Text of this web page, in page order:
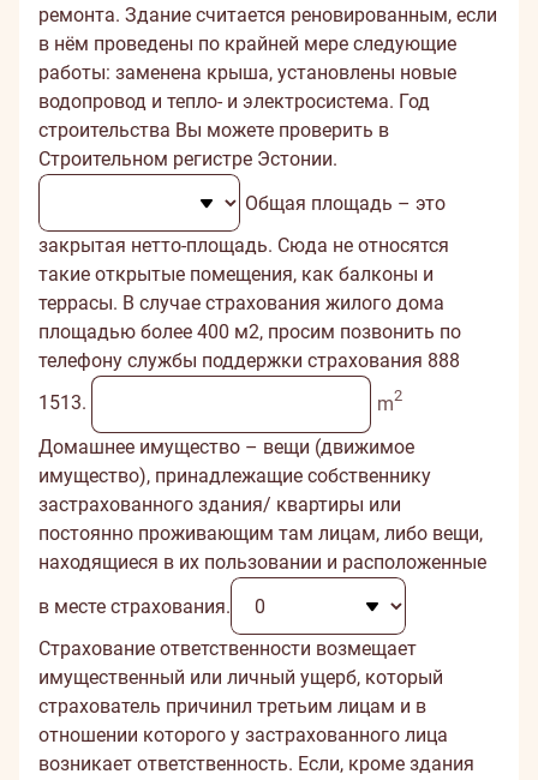
ремонта. Здание считается реновированным, если
в нём проведены по крайней мере следующие
работы: заменена крыша, установлены новые
водопровод и тепло- и электросистема. Год
строительства Вы можете проверить в
Строительном регистре Эстонии.
Общая площадь – это
закрытая нетто-площадь. Сюда не относятся
такие открытые помещения, как балконы и
террасы. В случае страхования жилого дома
площадью более 400 м2, просим позвонить по
телефону службы поддержки страхования 888
1513.
m2
Домашнее имущество – вещи (движимое
имущество), принадлежащие собственнику
застрахованного здания/ квартиры или
постоянно проживающим там лицам, либо вещи,
находящиеся в их пользовании и расположенные
в месте страхования.
Страхование ответственности возмещает
имущественный или личный ущерб, который
страхователь причинил третьим лицам и в
отношении которого у застрахованного лица
возникает ответственность. Если, кроме здания